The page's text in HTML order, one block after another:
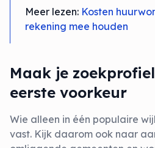
Meer lezen: Kosten
rekening mee houden
Maak je
eerste voorkeur
Wie alleen in één populaire
vast. Kijk daarom ook naar